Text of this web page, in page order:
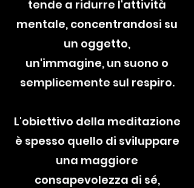
tende a ridurre l'attività
mentale, concentrandosi su
un oggetto,
un'immagine, un suono o
semplicemente sul respiro.
L'obiettivo della meditazione
è spesso quello di sviluppare
una maggiore
consapevolezza di sé,